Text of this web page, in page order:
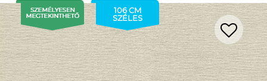
106 CM
SZÉLES